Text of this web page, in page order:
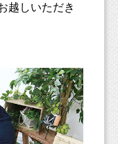
越しいただき